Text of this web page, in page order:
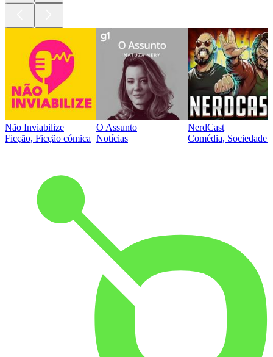
Não Inviabilize
Ficção, Ficção cómica
O Assunto
Notícias
NerdCast
Comédia, Sociedade